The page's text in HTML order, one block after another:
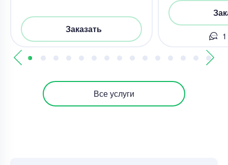
Заказать
Все услуги